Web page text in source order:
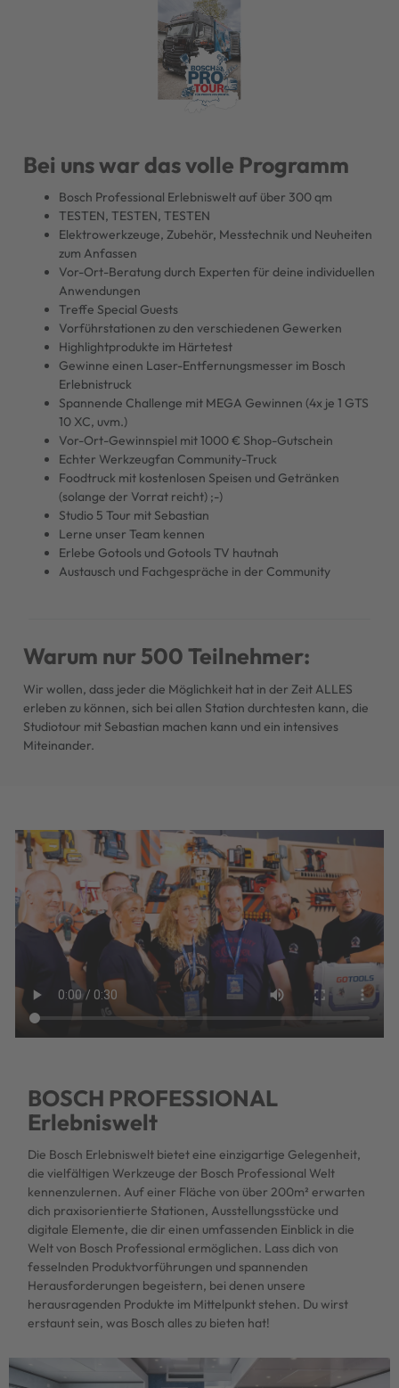
Bei uns war das volle Programm
Bosch Professional Erlebniswelt auf über 300 qm
TESTEN, TESTEN, TESTEN
Elektrowerkzeuge, Zubehör, Messtechnik und Neuheiten
zum Anfassen
Vor-Ort-Beratung durch Experten für deine individuellen
Anwendungen
Treffe Special Guests
Vorführstationen zu den verschiedenen Gewerken
Highlightprodukte im Härtetest
Gewinne einen Laser-Entfernungsmesser im Bosch
Erlebnistruck
Spannende Challenge mit MEGA Gewinnen (4x je 1 GTS
10 XC, uvm.)
Vor-Ort-Gewinnspiel mit 1000 € Shop-Gutschein
Echter Werkzeugfan Community-Truck
Foodtruck mit kostenlosen Speisen und Getränken
(solange der Vorrat reicht) ;-)
Studio 5 Tour mit Sebastian
Lerne unser Team kennen
Erlebe Gotools und Gotools TV hautnah
Austausch und Fachgespräche in der Community
Warum nur 500 Teilnehmer:
Wir wollen, dass jeder die Möglichkeit hat in der Zeit ALLES
erleben zu können, sich bei allen Station durchtesten kann, die
Studiotour mit Sebastian machen kann und ein intensives
Miteinander.
BOSCH PROFESSIONAL
Erlebniswelt
Die Bosch Erlebniswelt bietet eine einzigartige Gelegenheit,
die vielfältigen Werkzeuge der Bosch Professional Welt
kennenzulernen. Auf einer Fläche von über 200m² erwarten
dich praxisorientierte Stationen, Ausstellungsstücke und
digitale Elemente, die dir einen umfassenden Einblick in die
Welt von Bosch Professional ermöglichen. Lass dich von
fesselnden Produktvorführungen und spannenden
Herausforderungen begeistern, bei denen unsere
herausragenden Produkte im Mittelpunkt stehen. Du wirst
erstaunt sein, was Bosch alles zu bieten hat!